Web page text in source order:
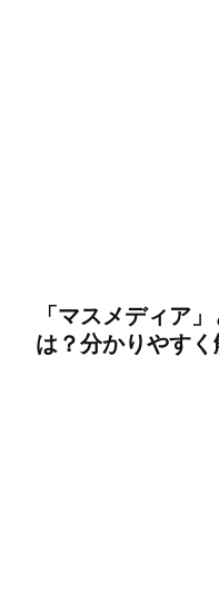
「マスメディア
は？分かりやすく